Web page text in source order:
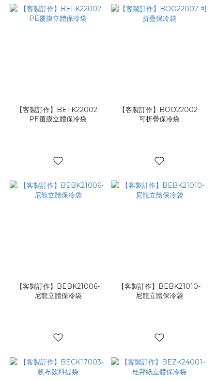
【客製訂作】BEFK22002-
PE覆膜立體保冷袋
【客製訂作】BOO22002-
可折疊保冷袋
【客製訂作】BEBK21006-
尼龍立體保冷袋
【客製訂作】BEBK21010-
尼龍立體保冷袋